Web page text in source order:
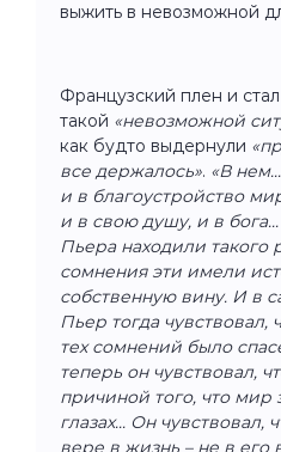
выжить в невозможной
Французский плен и
такой «невозможной
как будто выдернули
все держалось». «В
и в благоустройство
и в свою душу, и в
Пьера находили такого
сомнения эти имели
собственную вину. И в
Пьер тогда чувствовал,
тех сомнений было
теперь он чувствовал,
причиной того, что мир
глазах... Он чувствовал,
вере в жизнь – не в его